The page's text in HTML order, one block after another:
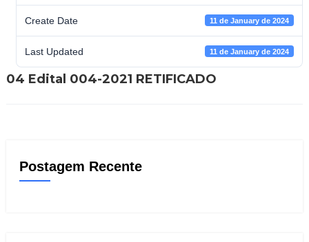
Create Date 11 de January de 2024
Last Updated 11 de January de 2024
04 Edital 004-2021 RETIFICADO
Postagem Recente